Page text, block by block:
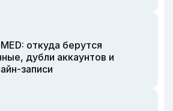
откуда берутся
дубли аккаунтов и
записи